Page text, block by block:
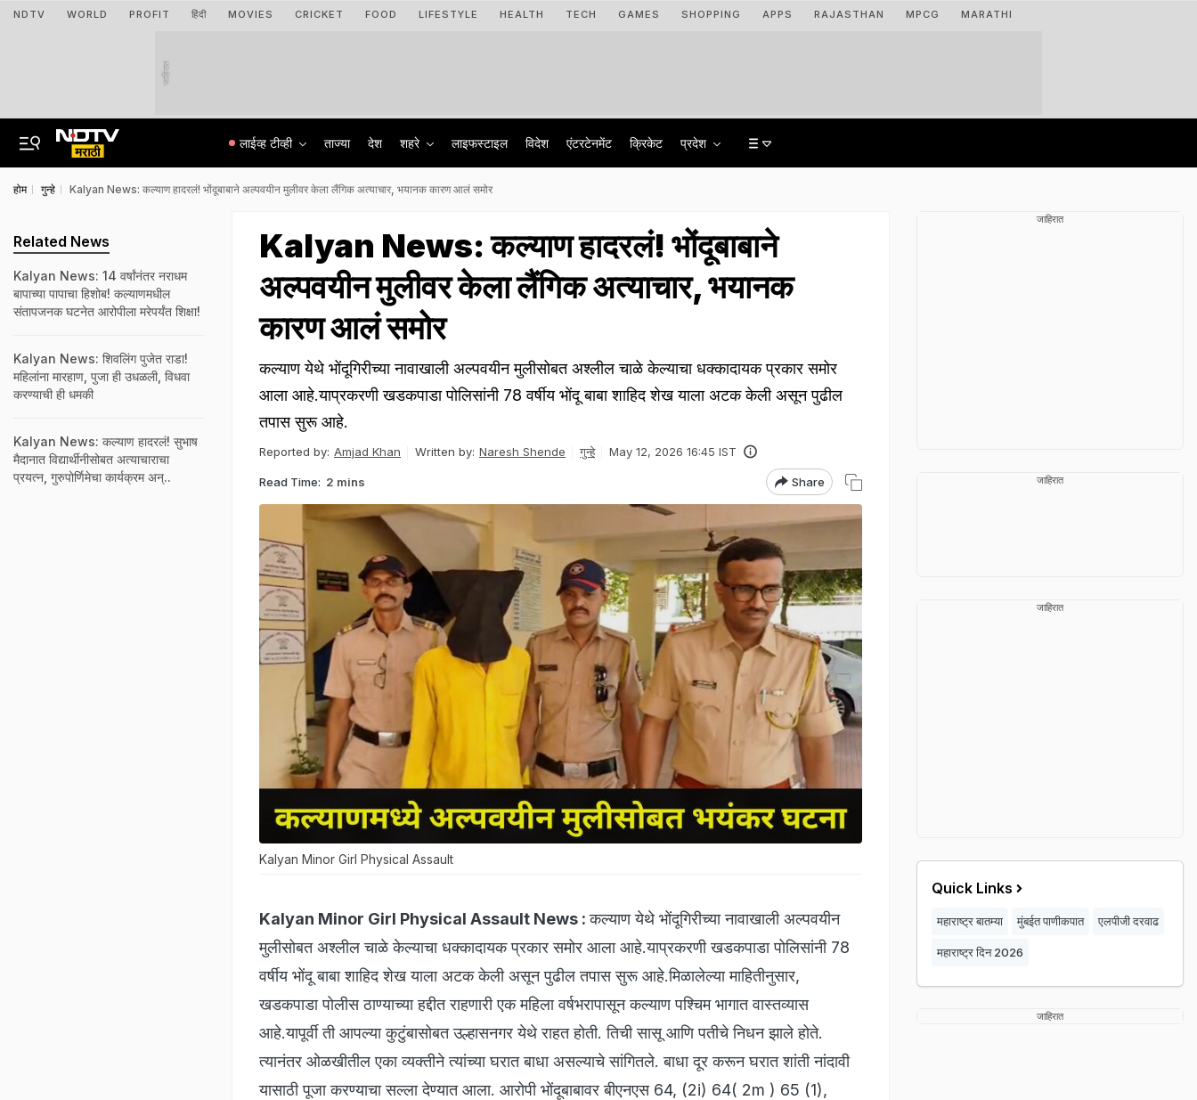
NDTV WORLD PROFIT हिंदी MOVIES CRICKET FOOD LIFESTYLE HEALTH TECH GAMES SHOPPING APPS RAJASTHAN MPCG MARATHI
जाहिरात
लाईव्ह टीव्ही ताज्या देश शहरे लाइफस्टाइल विदेश एंटरटेनमेंट क्रिकेट प्रदेश
होम गुन्हे Kalyan News: कल्याण हादरलं! भोंदूबाबाने अल्पवयीन मुलीवर केला लैंगिक अत्याचार, भयानक कारण आलं समोर
Kalyan News: कल्याण हादरलं! भोंदूबाबाने
अल्पवयीन मुलीवर केला लैंगिक अत्याचार, भयानक
कारण आलं समोर
कल्याण येथे भोंदूगिरीच्या नावाखाली अल्पवयीन मुलीसोबत अश्लील चाळे केल्याचा धक्कादायक प्रकार समोर
आला आहे.याप्रकरणी खडकपाडा पोलिसांनी 78 वर्षीय भोंदू बाबा शाहिद शेख याला अटक केली असून पुढील
तपास सुरू आहे.
Reported by: Amjad Khan Written by: Naresh Shende गुन्हे May 12, 2026 16:45 IST
Read Time: 2 mins Share
Kalyan Minor Girl Physical Assault
Kalyan Minor Girl Physical Assault News :कल्याण येथे भोंदूगिरीच्या नावाखाली अल्पवयीन
मुलीसोबत अश्लील चाळे केल्याचा धक्कादायक प्रकार समोर आला आहे.याप्रकरणी खडकपाडा पोलिसांनी 78
वर्षीय भोंदू बाबा शाहिद शेख याला अटक केली असून पुढील तपास सुरू आहे.मिळालेल्या माहितीनुसार,
खडकपाडा पोलीस ठाण्याच्या हद्दीत राहणारी एक महिला वर्षभरापासून कल्याण पश्चिम भागात वास्तव्यास
आहे.यापूर्वी ती आपल्या कुटुंबासोबत उल्हासनगर येथे राहत होती. तिची सासू आणि पतीचे निधन झाले होते.
त्यानंतर ओळखीतील एका व्यक्तीने त्यांच्या घरात बाधा असल्याचे सांगितले. बाधा दूर करून घरात शांती नांदावी
यासाठी पूजा करण्याचा सल्ला देण्यात आला. आरोपी भोंदूबाबावर बीएनएस 64, (2i) 64( 2m ) 65 (1),
Related News
Kalyan News: 14 वर्षांनंतर नराधम
बापाच्या पापाचा हिशोब! कल्याणमधील
संतापजनक घटनेत आरोपीला मरेपर्यंत शिक्षा!
Kalyan News: शिवलिंग पुजेत राडा!
महिलांना मारहाण, पुजा ही उधळली, विधवा
करण्याची ही धमकी
Kalyan News: कल्याण हादरलं! सुभाष
मैदानात विद्यार्थीनीसोबत अत्याचाराचा
प्रयत्न, गुरुपोर्णिमेचा कार्यक्रम अन्..
जाहिरात
जाहिरात
जाहिरात
Quick Links
महाराष्ट्र बातम्या मुंबईत पाणीकपात एलपीजी दरवाढ
महाराष्ट्र दिन 2026
जाहिरात